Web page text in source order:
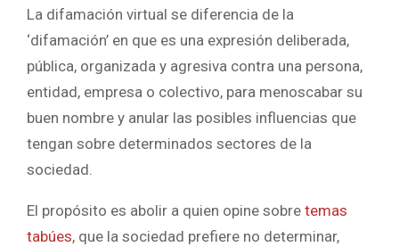
La difamación virtual se diferencia de la
‘difamación’ en que es una expresión deliberada,
pública, organizada y agresiva contra una persona,
entidad, empresa o colectivo, para menoscabar su
buen nombre y anular las posibles influencias que
tengan sobre determinados sectores de la
sociedad.
El propósito es abolir a quien opine sobre temas
tabúes, que la sociedad prefiere no determinar,